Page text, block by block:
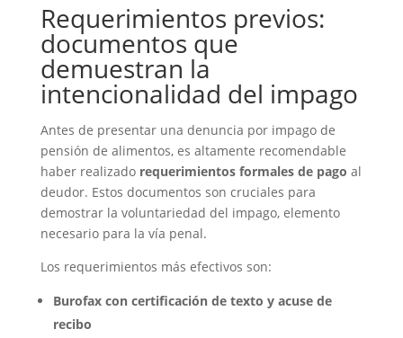
Requerimientos previos:
documentos que
demuestran la
intencionalidad del impago
Antes de presentar una denuncia por impago de
pensión de alimentos, es altamente recomendable
haber realizado requerimientos formales de pago al
deudor. Estos documentos son cruciales para
demostrar la voluntariedad del impago, elemento
necesario para la vía penal.
Los requerimientos más efectivos son:
Burofax con certificación de texto y acuse de
recibo